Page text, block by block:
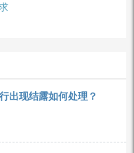
出现结露如何处理？